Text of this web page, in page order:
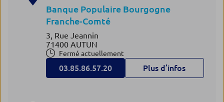
Banque Populaire Bourgogne
Franche-Comté
3, Rue Jeannin
71400 AUTUN
Fermé actuellement
03.85.86.57.20 Plus d’infos